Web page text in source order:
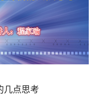
几点思考